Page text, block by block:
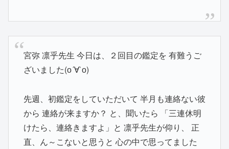
宮弥 凛乎先生 今日は、２回目の鑑定を 有難うご
ざいました(о´∀`о)
先週、初鑑定をしていただいて 半月も連絡ない彼
から 連絡が来ますか？ と、聞いたら 「三連休明
けたら、連絡きますよ」と 凛乎先生が仰り、 正
直、ん～こないと思うと 心の中で思ってました